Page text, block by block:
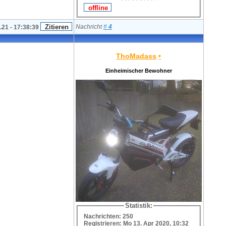
- 17:38:39 Nachricht# 4
ThoMadass •
Einheimischer Bewohner
Statistik:
Nachrichten: 250
Registrieren: Mo 13. Apr 2020, 10:32